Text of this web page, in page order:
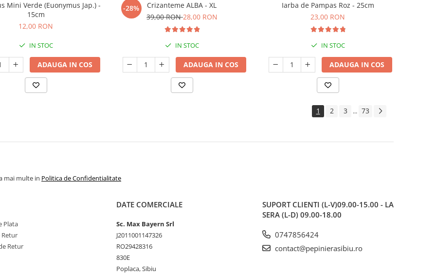
Mini Verde (Euonymus Jap.) -
15cm
12,00 RON
IN STOC
ADAUGA IN COS
-28%
Crizanteme ALBA - XL
39,00 RON28,00 RON
IN STOC
ADAUGA IN COS
Iarba de Pampas Roz - 25cm
23,00 RON
IN STOC
ADAUGA IN COS
1 2 3 ... 73
mai multe in Politica de Confidentialitate
Plata
Retur
Retur
DATE COMERCIALE
Sc. Max Bayern Srl
J2011001147326
RO29428316
830E
Poplaca, Sibiu
SUPORT CLIENTI (L-V)09.00-15.00 - LA
SERA (L-D) 09.00-18.00
0747856424
contact@pepinierasibiu.ro